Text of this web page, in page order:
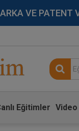
VE PATENT
Eğitimler